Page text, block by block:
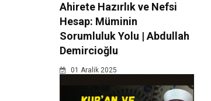
Ahirete Hazırlık ve Nefsi
Hesap: Müminin
Sorumluluk Yolu | Abdullah
Demircioğlu
01 Aralik 2025